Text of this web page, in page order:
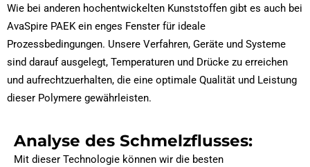
Wie bei anderen hochentwickelten Kunststoffen gibt es auch bei
AvaSpire PAEK ein enges Fenster für ideale
Prozessbedingungen. Unsere Verfahren, Geräte und Systeme
sind darauf ausgelegt, Temperaturen und Drücke zu erreichen
und aufrechtzuerhalten, die eine optimale Qualität und Leistung
dieser Polymere gewährleisten.
Analyse des Schmelzflusses:
Mit dieser Technologie können wir die besten